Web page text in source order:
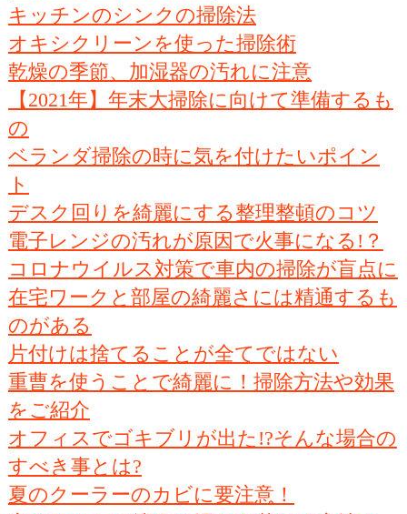
キッチンのシンクの掃除法
オキシクリーンを使った掃除術
乾燥の季節、加湿器の汚れに注意
【2021年】年末大掃除に向けて準備するも
の
ベランダ掃除の時に気を付けたいポイン
ト
デスク回りを綺麗にする整理整頓のコツ
電子レンジの汚れが原因で火事になる!？
コロナウイルス対策で車内の掃除が盲点に
在宅ワークと部屋の綺麗さには精通するも
のがある
片付けは捨てることが全てではない
重曹を使うことで綺麗に！掃除方法や効果
をご紹介
オフィスでゴキブリが出た!?そんな場合の
すべき事とは?
夏のクーラーのカビに要注意！